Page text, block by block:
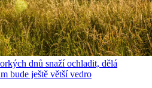
dnů snaží ochladit, dělá
bude ještě větší vedro